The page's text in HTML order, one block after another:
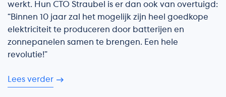
werkt. Hun CTO Straubel is er dan ook van overtuigd:
“Binnen 10 jaar zal het mogelijk zijn heel goedkope
elektriciteit te produceren door batterijen en
zonnepanelen samen te brengen. Een hele
revolutie!”
Lees verder